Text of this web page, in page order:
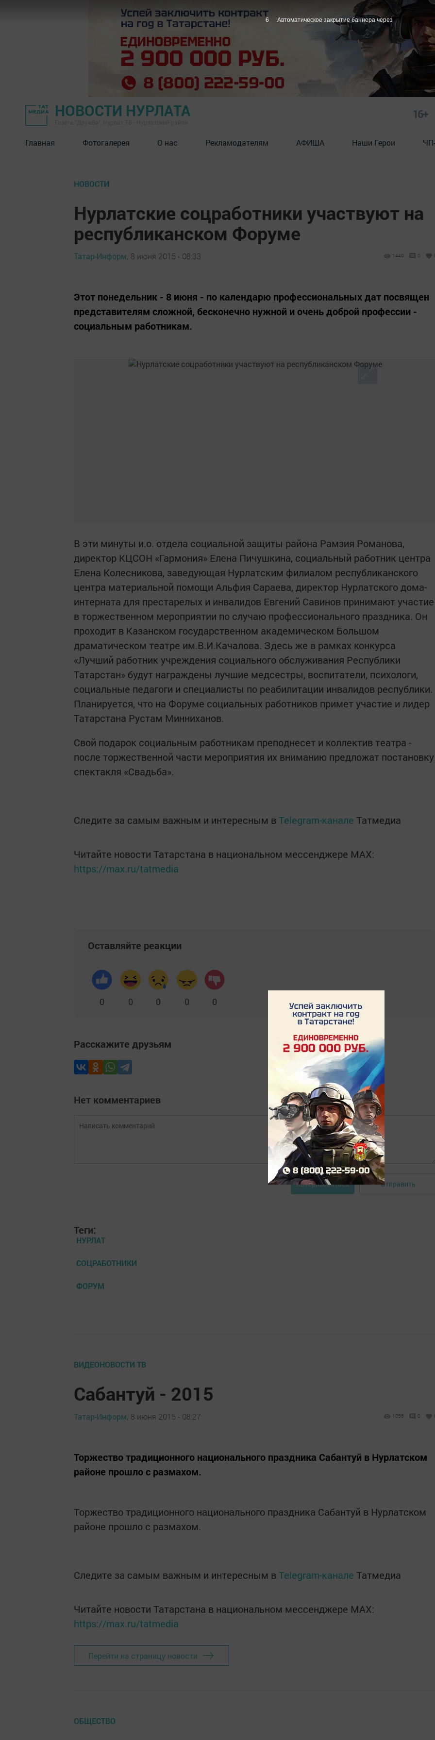
НОВОСТИ НУРЛАТА 16+
Главная Фотогалерея О нас Рекламодателям АФИША Наши Герои
НОВОСТИ
Нурлатские соцработники участвуют на
республиканском Форуме
Татар-Информ, 8 июня 2015 - 08:33 1440 0
Этот понедельник - 8 июня - по календарю профессиональных дат посвящен
представителям сложной, бесконечно нужной и очень доброй профессии -
социальным работникам.
В эти минуты и.о. отдела социальной защиты района Рамзия Романова,
директор КЦСОН «Гармония» Елена Пичушкина, социальный работник центра
Елена Колесникова, заведующая Нурлатским филиалом республиканского
центра материальной помощи Альфия Сараева, директор Нурлатского дома-
интерната для престарелых и инвалидов Евгений Савинов принимают участие
в торжественном мероприятии по случаю профессионального праздника. Он
проходит в Казанском государственном академическом Большом
драматическом театре им.В.И.Качалова. Здесь же в рамках конкурса
«Лучший работник учреждения социального обслуживания Республики
Татарстан» будут награждены лучшие медсестры, воспитатели, психологи,
социальные педагоги и специалисты по реабилитации инвалидов республики.
Планируется, что на Форуме социальных работников примет участие и лидер
Татарстана Рустам Минниханов.
Свой подарок социальным работникам преподнесет и коллектив театра -
после торжественной части мероприятия их вниманию предложат постановку
спектакля «Свадьба».
Следите за самым важным и интересным в Telegram-канале Татмедиа
Читайте новости Татарстана в национальном мессенджере MАХ:
https://max.ru/tatmedia
Оставляйте реакции
0 0 0 0 0
Расскажите друзьям
Нет комментариев
Авторизоваться Отправить
Теги:
НУРЛАТ
СОЦРАБОТНИКИ
ФОРУМ
ВИДЕОНОВОСТИ ТВ
Сабантуй - 2015
Татар-Информ, 8 июня 2015 - 08:27 1056 0
Торжество традиционного национального праздника Сабантуй в Нурлатском
районе прошло с размахом.
Торжество традиционного национального праздника Сабантуй в Нурлатском
районе прошло с размахом.
Следите за самым важным и интересным в Telegram-канале Татмедиа
Читайте новости Татарстана в национальном мессенджере MАХ:
https://max.ru/tatmedia
Перейти на страницу новости
ОБЩЕСТВО
5 Автоматическое закрытие баннера через